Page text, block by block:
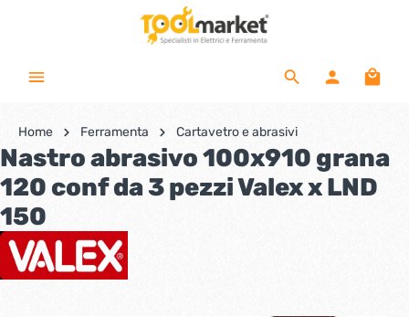
Home Ferramenta Cartavetro e abrasivi
Nastro abrasivo 100x910 grana
120 conf da 3 pezzi Valex x LND
150